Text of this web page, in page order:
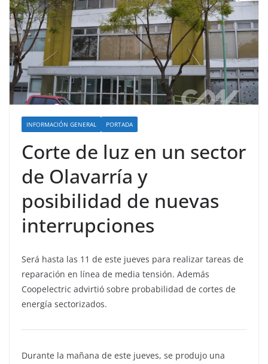
INFORMACIÓN GENERAL PORTADA
Corte de luz en un sector
de Olavarría y
posibilidad de nuevas
interrupciones
Será hasta las 11 de este jueves para realizar tareas de
reparación en línea de media tensión. Además
Coopelectric advirtió sobre probabilidad de cortes de
energía sectorizados.
Durante la mañana de este jueves, se produjo una